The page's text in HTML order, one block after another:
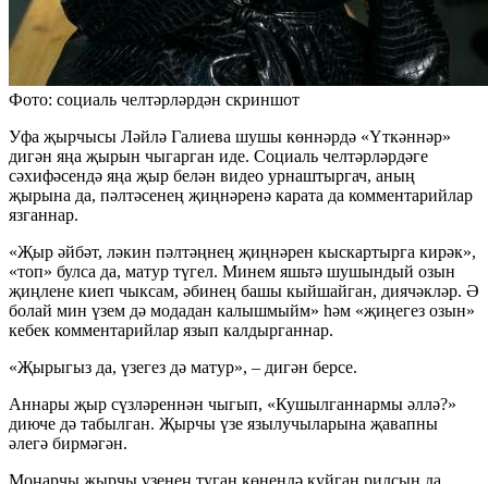
Фото: социаль челтәрләрдән скриншот
Уфа җырчысы Ләйлә Галиева шушы көннәрдә «Үткәннәр»
дигән яңа җырын чыгарган иде. Социаль челтәрләрдәге
сәхифәсендә яңа җыр белән видео урнаштыргач, аның
җырына да, пәлтәсенең җиңнәренә карата да комментарийлар
язганнар.
«Җыр әйбәт, ләкин пәлтәңнең җиңнәрен кыскартырга кирәк»,
«топ» булса да, матур түгел. Минем яшьтә шушындый озын
җиңлене киеп чыксам, әбинең башы кыйшайган, диячәкләр. Ә
болай мин үзем дә модадан калышмыйм» һәм «җиңегез озын»
кебек комментарийлар язып калдырганнар.
«Җырыгыз да, үзегез дә матур», – дигән берсе.
Аннары җыр сүзләреннән чыгып, «Кушылганнармы әллә?»
диюче дә табылган. Җырчы үзе язылучыларына җавапны
әлегә бирмәгән.
Моңарчы җырчы үзенең туган көнендә куйган рилсын да